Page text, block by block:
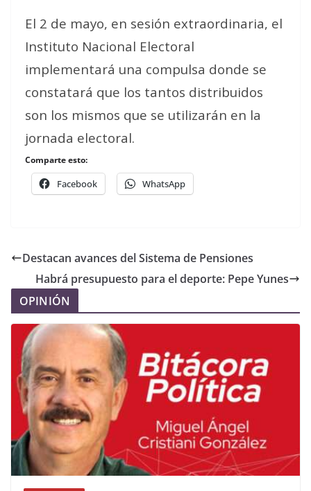
El 2 de mayo, en sesión extraordinaria, el
Instituto Nacional Electoral
implementará una compulsa donde se
constatará que los tantos distribuidos
son los mismos que se utilizarán en la
jornada electoral.
Comparte esto:
Facebook WhatsApp
Destacan avances del Sistema de Pensiones
Habrá presupuesto para el deporte: Pepe Yunes
OPINIÓN